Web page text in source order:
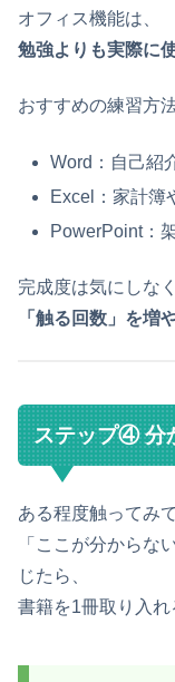
オフィス機能は、
勉強よりも実際に
おすすめの練習方
Word：自己紹
Excel：家計簿
PowerPoint：
完成度は気にしな
「触る回数」を増
ステップ④ 分
ある程度触ってみ
「ここが分からな
じたら、
書籍を1冊取り入れ